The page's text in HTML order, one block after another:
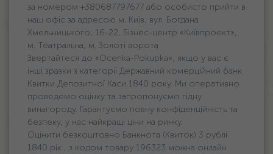
за номером +380687797677 або особисто прийти в
наш офіс за адресою м. Київ, вул. Богдана
Хмельницького, 16-22, Бізнес-центр «Київпроект»,
м. Театральна, м. Золоті ворота
Звертайтеся до «Ocenka-Pokupka», якщо у вас є
інші зразки з категорії Державний комерційний банк.
Квитки Депозитної Каси 1840 року. Ми оперативно
проведемо оцінку та запропонуємо гідну
винагороду. Гарантуємо повну конфіденційність та
безпеку, у нас найкращі ціни на ринку.
Оцінити безкоштовно Банкнота (Квиток) 3 рублі
1840 рік , з кодом товару 196323 можна онлайн